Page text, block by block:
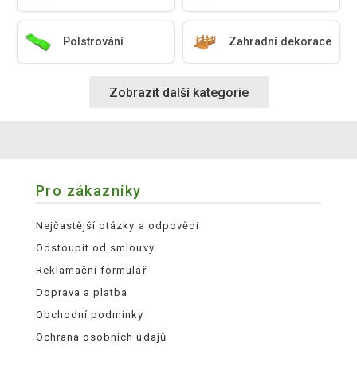
Polstrování Zahradní dekorace
Zobrazit další kategorie
Pro zákazníky
Nejčastější otázky a odpovědi
Odstoupit od smlouvy
Reklamační formulář
Doprava a platba
Obchodní podmínky
Ochrana osobních údajů